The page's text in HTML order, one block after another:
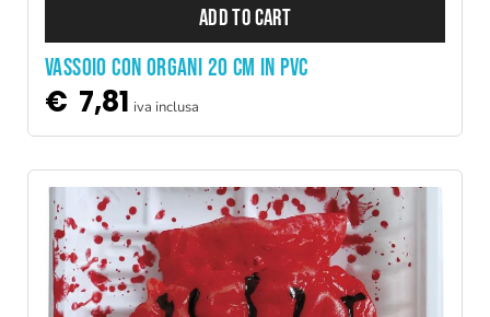
ADD TO CART
VASSOIO CON ORGANI 20 CM IN PVC
€ 7,81 iva inclusa